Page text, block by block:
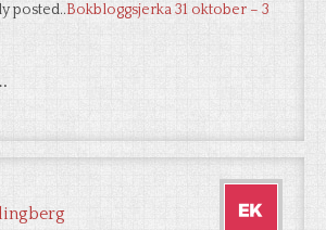
posted..Bokbloggsjerka 31 oktober – 3